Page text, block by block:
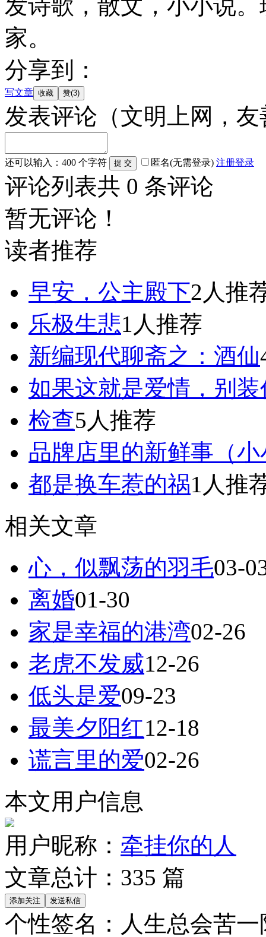
发诗歌，散文，小小说
家。
分享到：
写文章
发表评论 （文明上网，
还可以输入： 400 个字符 匿名(无需登录) 注册登录
评论列表共 0 条评论
暂无评论！
读者推荐
早安，公主殿下2人推
乐极生悲1人推荐
新编现代聊斋之：酒仙
如果这就是爱情，别
检查5人推荐
品牌店里的新鲜事（
都是换车惹的祸1人推
相关文章
心，似飘荡的羽毛03-
离婚01-30
家是幸福的港湾02-26
老虎不发威12-26
低头是爱09-23
最美夕阳红12-18
谎言里的爱02-26
本文用户信息
用户昵称： 牵挂你的人
文章总计： 335 篇
个性签名： 人生总会苦